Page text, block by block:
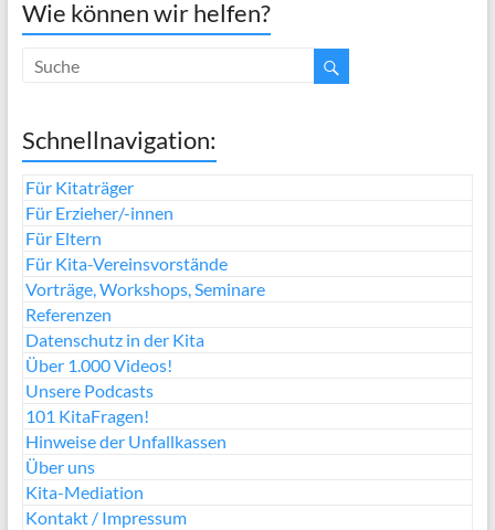
Wie können wir helfen?
Schnellnavigation:
Für Kitaträger
Für Erzieher/-innen
Für Eltern
Für Kita-Vereinsvorstände
Vorträge, Workshops, Seminare
Referenzen
Datenschutz in der Kita
Über 1.000 Videos!
Unsere Podcasts
101 KitaFragen!
Hinweise der Unfallkassen
Über uns
Kita-Mediation
Kontakt / Impressum